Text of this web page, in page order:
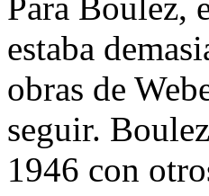
estaba
obras de
seguir.
1946 con